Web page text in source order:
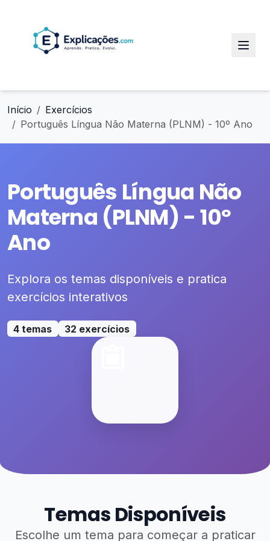
Início
Exercícios
Português Língua Não Materna (PLNM) - 10º Ano
Português Língua Não
Materna (PLNM) - 10º
Ano
Explora os temas disponíveis e pratica
exercícios interativos
4 temas 32 exercícios
Temas Disponíveis
Escolhe um tema para começar a praticar